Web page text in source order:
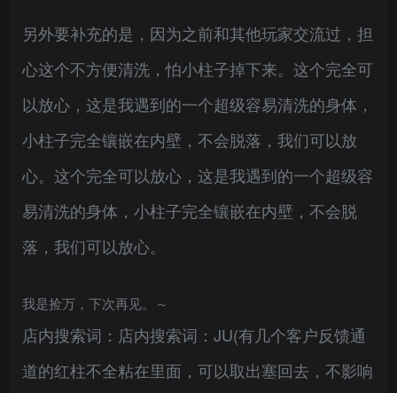
另外要补充的是，因为之前和其他玩家交流过，担
心这个不方便清洗，怕小柱子掉下来。这个完全可
以放心，这是我遇到的一个超级容易清洗的身体，
小柱子完全镶嵌在内壁，不会脱落，我们可以放
心。这个完全可以放心，这是我遇到的一个超级容
易清洗的身体，小柱子完全镶嵌在内壁，不会脱
落，我们可以放心。
我是捡万，下次再见。～
店内搜索词：店内搜索词：JU(有几个客户反馈通
道的红柱不全粘在里面，可以取出塞回去，不影响